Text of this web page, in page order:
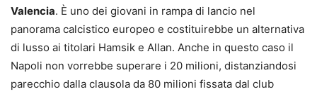
Valencia. È uno dei giovani in rampa di lancio nel
panorama calcistico europeo e costituirebbe un alternativa
di lusso ai titolari Hamsik e Allan. Anche in questo caso il
Napoli non vorrebbe superare i 20 milioni, distanziandosi
parecchio dalla clausola da 80 milioni fissata dal club